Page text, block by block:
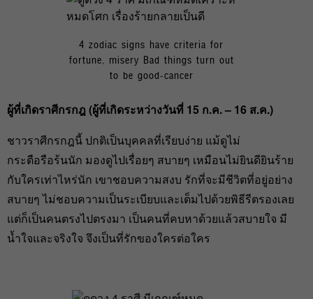
4 zodiac signs have criteria for
fortune, misery Bad things turn out
to be good-cancer
ผู้ที่เกิดราศีกรกฎ (ผู้ที่เกิดระหว่างวันที่ 15 ก.ค. – 16 ส.ค.)
ชาวราศีกรกฎนี้ ปกติเป็นบุคคลที่เรียบง่าย แม้ดูไม่
กระตือรือร้นนัก มองดูไปเรื่อยๆ สบายๆ เหมือนไม่ยินดียินร้าย
กับใครเท่าไหร่นัก เขาชอบความสงบ รักที่จะมีชีวิตที่อยู่อย่าง
สบายๆ ไม่ชอบความเป็นระเบียบและเต็มไปด้วยพิธีรีตรองเลย
แต่ก็เป็นคนตรงไปตรงมา เป็นคนที่คบหาด้วยแล้วสบายใจ มี
น้ำใจและจริงใจ จึงเป็นที่รักของใครต่อใคร